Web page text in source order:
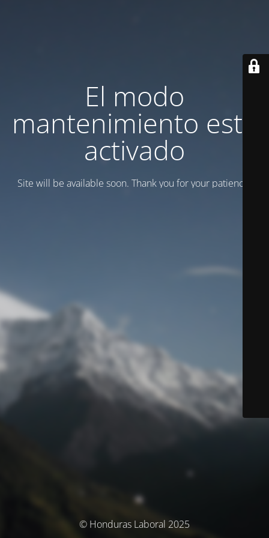
El modo
mantenimiento está
activado
Site will be available soon. Thank you for your patience!
© Honduras Laboral 2025